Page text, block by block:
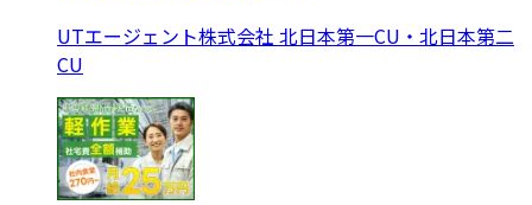
UTエージェント株式会社 北日本第一CU・北日本第二
CU